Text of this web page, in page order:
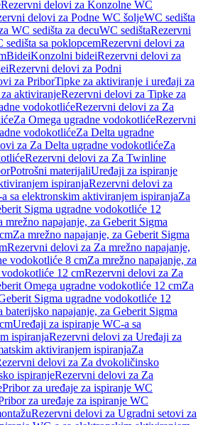
Rezervni delovi za Konzolne WC
delovi za Podne WC šoljeWC sedišta
WC sedišta za decuWC sedištaRezervni
sedišta sa poklopcemRezervni delovi za
BideiKonzolni bideiRezervni delovi za
Rezervni delovi za Podni
za PriborTipke za aktiviranje i uređaji za
aktiviranjeRezervni delovi za Tipke za
vodokotlićeRezervni delovi za Za
Za Omega ugradne vodokotlićeRezervni
vodokotlićeZa Delta ugradne
za Za Delta ugradne vodokotlićeZa
Rezervni delovi za Za Twinline
Potrošni materijaliUređaji za ispiranje
ispiranjaRezervni delovi za
sa elektronskim aktiviranjem ispiranjaZa
Sigma ugradne vodokotliće 12
napajanje, za Geberit Sigma
Za mrežno napajanje, za Geberit Sigma
Rezervni delovi za Za mrežno napajanje,
vodokotliće 8 cmZa mrežno napajanje, za
12 cmRezervni delovi za Za
Omega ugradne vodokotliće 12 cmZa
Sigma ugradne vodokotliće 12
napajanje, za Geberit Sigma
Uređaji za ispiranje WC-a sa
ispiranjaRezervni delovi za Uređaji za
aktiviranjem ispiranjaZa
delovi za Za dvokoličinsko
ispiranjeRezervni delovi za Za
Pribor za uređaje za ispiranje WC
za uređaje za ispiranje WC
Rezervni delovi za Ugradni setovi za